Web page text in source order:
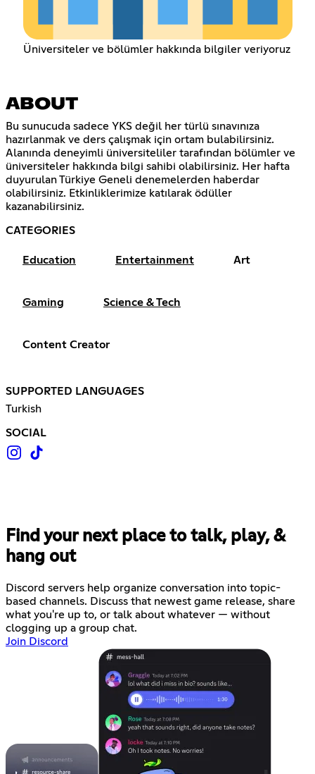
Üniversiteler ve bölümler hakkında bilgiler veriyoruz
ABOUT
Bu sunucuda sadece YKS değil her türlü sınavınıza
hazırlanmak ve ders çalışmak için ortam bulabilirsiniz.
Alanında deneyimli üniversiteliler tarafından bölümler ve
üniversiteler hakkında bilgi sahibi olabilirsiniz. Her hafta
duyurulan Türkiye Geneli denemelerden haberdar
olabilirsiniz. Etkinliklerimize katılarak ödüller
kazanabilirsiniz.
CATEGORIES
Education Entertainment Art
Gaming Science & Tech
Content Creator
SUPPORTED LANGUAGES
Turkish
SOCIAL
Find your next place to talk, play, &
hang out
Discord servers help organize conversation into topic-
based channels. Discuss that newest game release, share
what you're up to, or talk about whatever — without
clogging up a group chat.
Join Discord